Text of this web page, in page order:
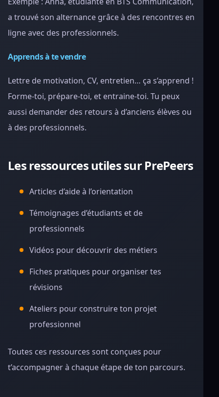
a trouvé son alternance grâce à des rencontres en
ligne avec des professionnels.
Apprends à te vendre
Lettre de motivation, CV, entretien… ça s’apprend !
Forme-toi, prépare-toi, et entraine-toi. Tu peux
aussi demander des retours à d’anciens élèves ou
à des professionnels.
Les ressources utiles sur PrePeers
Articles d’aide à l’orientation
Témoignages d’étudiants et de
professionnels
Vidéos pour découvrir des métiers
Fiches pratiques pour organiser tes
révisions
Ateliers pour construire ton projet
professionnel
Toutes ces ressources sont conçues pour
t’accompagner à chaque étape de ton parcours.